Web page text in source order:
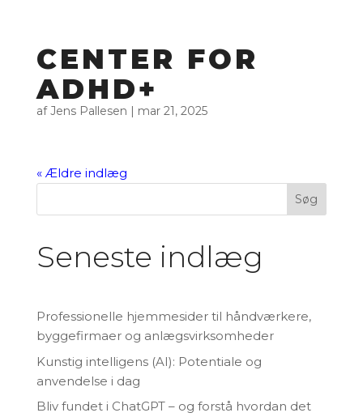
CENTER FOR
ADHD+
afJens Pallesen | mar 21, 2025
« Ældre indlæg
Søg
Seneste indlæg
Professionelle hjemmesider til håndværkere,
byggefirmaer og anlægsvirksomheder
Kunstig intelligens (AI): Potentiale og
anvendelse i dag
Bliv fundet i ChatGPT – og forstå hvordan det